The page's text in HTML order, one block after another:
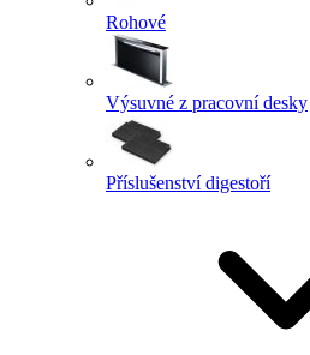
Rohové
Výsuvné z pracovní desky
Příslušenství digestoří